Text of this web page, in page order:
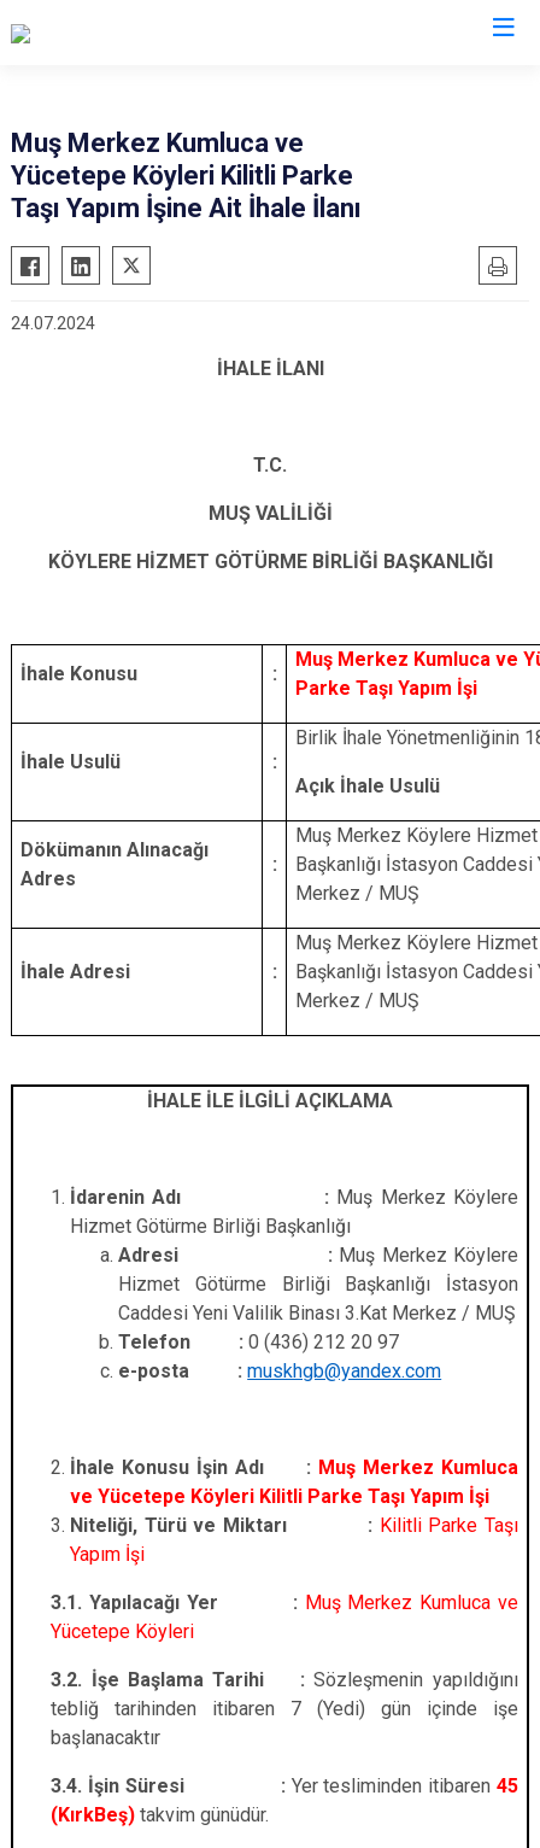
Bulanık
Hasköy
Korkut
Muş Merkez Kumluca ve
Yücetepe Köyleri Kilitli Parke
Taşı Yapım İşine Ait İhale İlanı
24.07.2024
İHALE İLANI
T.C.
MUŞ VALİLİĞİ
KÖYLERE HİZMET GÖTÜRME BİRLİĞİ BAŞKANLIĞI
İhale Konusu :
Muş Merkez Kumluca ve
Parke Taşı Yapım İşi
İhale Usulü :
Birlik İhale Yönetmenliğinin
Açık İhale Usulü
Dökümanın Alınacağı
Adres
:
Muş Merkez Köylere
Başkanlığı İstasyon
Merkez / MUŞ
İhale Adresi :
Muş Merkez Köylere
Başkanlığı İstasyon
Merkez / MUŞ
İHALE İLE İLGİLİ AÇIKLAMA
İdarenin Adı : Muş Merkez Köylere
Hizmet Götürme Birliği Başkanlığı
Adresi : Muş Merkez Köylere
Hizmet Götürme Birliği Başkanlığı İstasyon
Caddesi Yeni Valilik Binası 3.Kat Merkez / MUŞ
Telefon : 0 (436) 212 20 97
e-posta : muskhgb@yandex.com
İhale Konusu İşin Adı : Muş Merkez Kumluca
ve Yücetepe Köyleri Kilitli Parke Taşı Yapım İşi
Niteliği, Türü ve Miktarı : Kilitli Parke Taşı
Yapım İşi
3.1. Yapılacağı Yer : Muş Merkez Kumluca ve
Yücetepe Köyleri
3.2. İşe Başlama Tarihi : Sözleşmenin yapıldığını
tebliğ tarihinden itibaren 7 (Yedi) gün içinde işe
başlanacaktır
3.4. İşin Süresi : Yer tesliminden itibaren 45
(KırkBeş) takvim günüdür.